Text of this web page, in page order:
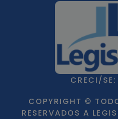
CRECI/SE:
COPYRIGHT ©
RESERVADOS A